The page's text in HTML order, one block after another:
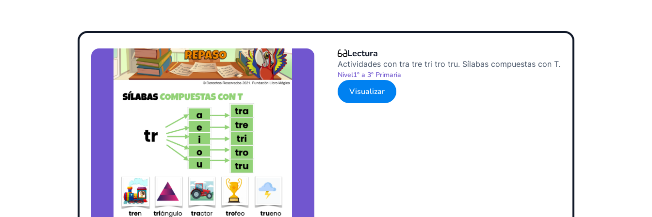
Lectura
Actividades con tra tre tri tro tru. Sílabas compuestas con T.
Nivel1º a 3º Primaria
Visualizar